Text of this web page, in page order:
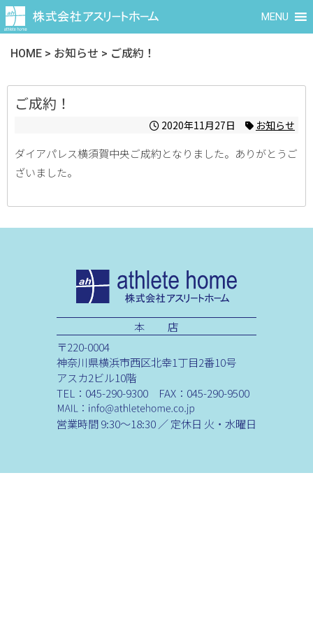
MENU
HOME > お知らせ > ご成約！
ご成約！
2020年11月27日 お知らせ
ダイアパレス横須賀中央ご成約となりました。ありがとうご
ざいました。
本 店
〒220-0004
神奈川県横浜市西区北幸1丁目2番10号
アスカ2ビル10階
TEL：045-290-9300 FAX：045-290-9500
営業時間 9:30～18:30 ／ 定休日 火・水曜日